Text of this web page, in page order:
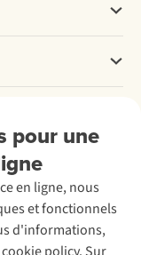
pour une
en ligne, nous
et fonctionnels
d'informations,